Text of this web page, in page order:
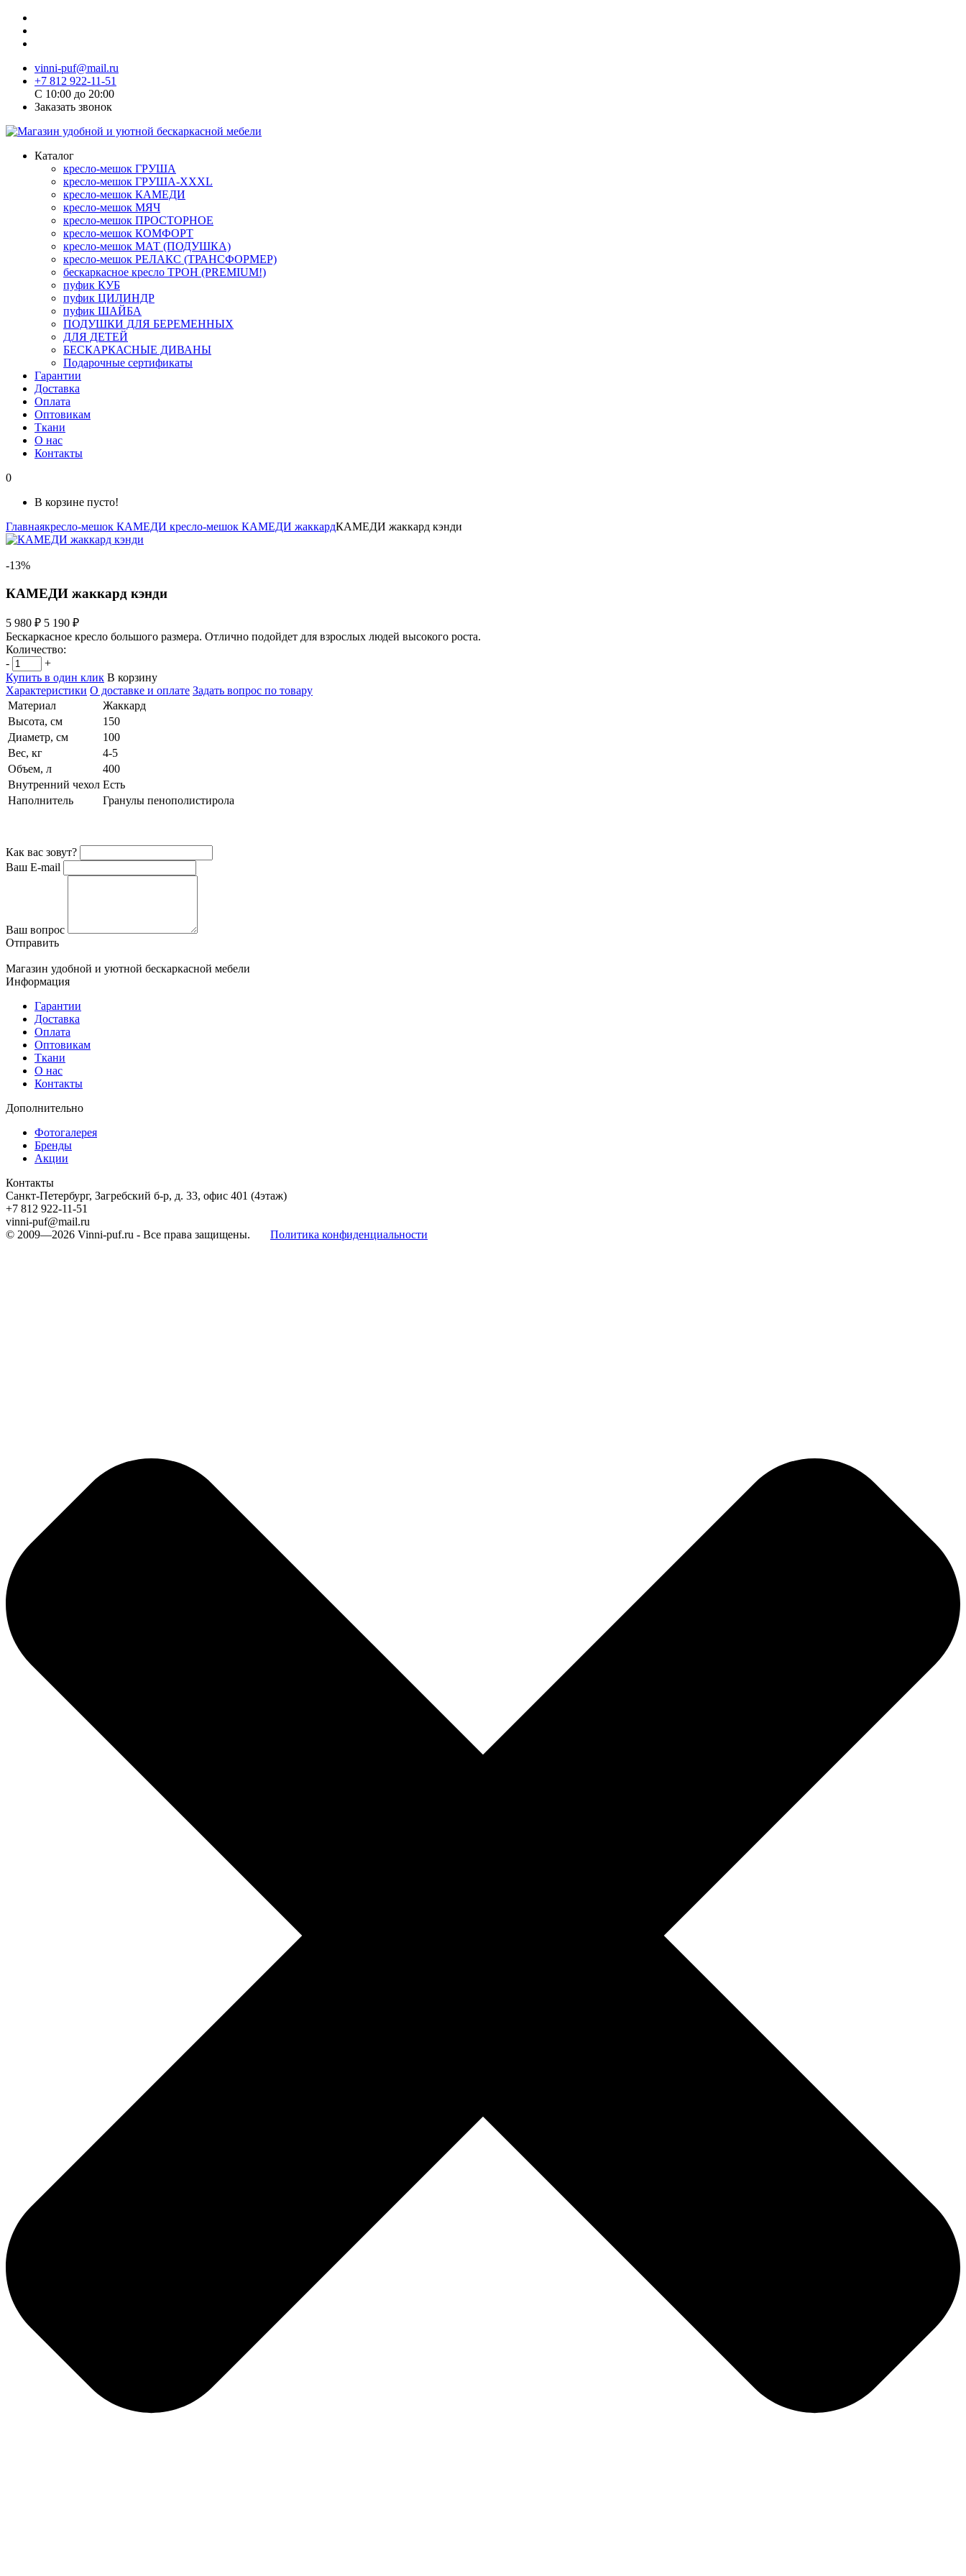
vinni-puf@mail.ru
+7 812 922-11-51
C 10:00 до 20:00
Заказать звонок
Каталог
кресло-мешок ГРУША
кресло-мешок ГРУША-XXXL
кресло-мешок КАМЕДИ
кресло-мешок МЯЧ
кресло-мешок ПРОСТОРНОЕ
кресло-мешок КОМФОРТ
кресло-мешок МАТ (ПОДУШКА)
кресло-мешок РЕЛАКС (ТРАНСФОРМЕР)
бескаркасное кресло ТРОН (PREMIUM!)
пуфик КУБ
пуфик ЦИЛИНДР
пуфик ШАЙБА
ПОДУШКИ ДЛЯ БЕРЕМЕННЫХ
ДЛЯ ДЕТЕЙ
БЕСКАРКАСНЫЕ ДИВАНЫ
Подарочные сертификаты
Гарантии
Доставка
Оплата
Оптовикам
Ткани
О нас
Контакты
0
В корзине пусто!
Главнаякресло-мешок КАМЕДИ кресло-мешок КАМЕДИ жаккардКАМЕДИ жаккард кэнди
-13%
КАМЕДИ жаккард кэнди
5 980 ₽ 5 190 ₽
Бескаркасное кресло большого размера. Отлично подойдет для взрослых людей высокого роста.
Количество:
-
+
Купить в один клик В корзину
Характеристики О доставке и оплате Задать вопрос по товару
Материал
Жаккард
Высота, см
150
Диаметр, см
100
Вес, кг
4-5
Объем, л
400
Внутренний чехол Есть
Наполнитель
Гранулы пенополистирола
Как вас зовут?
Ваш E-mail
Ваш вопрос
Отправить
Магазин удобной и уютной бескаркасной мебели
Информация
Гарантии
Доставка
Оплата
Оптовикам
Ткани
О нас
Контакты
Дополнительно
Фотогалерея
Бренды
Акции
Контакты
Санкт-Петербург, Загребский б-р, д. 33, офис 401 (4этаж)
+7 812 922-11-51
vinni-puf@mail.ru
© 2009—2026 Vinni-puf.ru - Все права защищены. Политика конфиденциальности